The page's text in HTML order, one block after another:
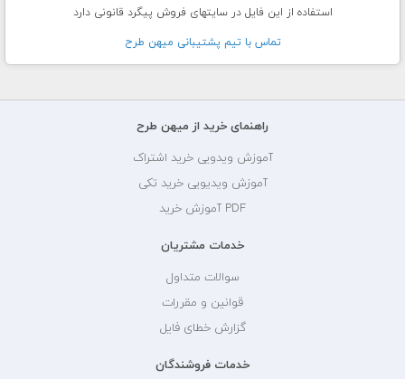
استفاده از این فایل در سایتهای فروش پیگرد قانونی دارد
تماس با تيم پشتيبانی ميهن طرح
راهنمای خرید از میهن طرح
آموزش ویدویی خرید اشتراک
آموزش ویدیویی خرید تکی
PDF آموزش خرید
خدمات مشتریان
سوالات متداول
قوانین و مقررات
گزارش خطای فایل
خدمات فروشندگان